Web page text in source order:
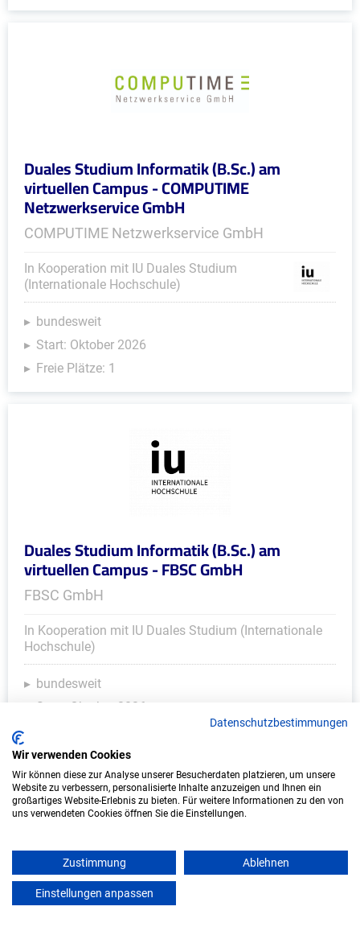
Duales Studium Informatik (B.Sc.) am
virtuellen Campus - COMPUTIME
Netzwerkservice GmbH
COMPUTIME Netzwerkservice GmbH
In Kooperation mit IU Duales Studium
(Internationale Hochschule)
bundesweit
Start: Oktober 2026
Freie Plätze: 1
Duales Studium Informatik (B.Sc.) am
virtuellen Campus - FBSC GmbH
FBSC GmbH
In Kooperation mit IU Duales Studium (Internationale
Hochschule)
bundesweit
Start: Oktober 2026
Weitere Ausbildungsplätze
KFZ - Ausbildungsplätze
Datenschutzbestimmungen
Wir verwenden Cookies
Wir können diese zur Analyse unserer Besucherdaten platzieren, um unsere
Website zu verbessern, personalisierte Inhalte anzuzeigen und Ihnen ein
großartiges Website-Erlebnis zu bieten. Für weitere Informationen zu den von
uns verwendeten Cookies öffnen Sie die Einstellungen.
Zustimmung Ablehnen
Einstellungen anpassen